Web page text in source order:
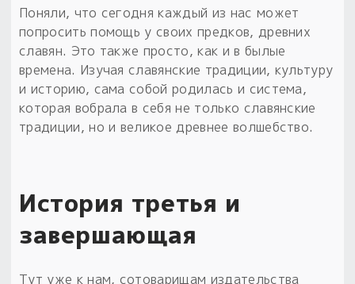
Поняли, что сегодня каждый из нас может
попросить помощь у своих предков, древних
славян. Это также просто, как и в былые
времена. Изучая славянские традиции, культуру
и историю, сама собой родилась и система,
которая вобрала в себя не только славянские
традиции, но и великое древнее волшебство.
История третья и
завершающая
Тут уже к нам, сотоварищам издательства